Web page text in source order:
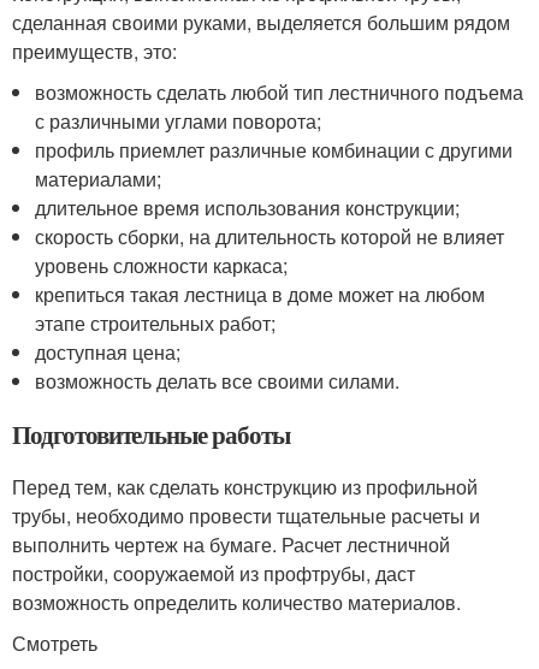
сделанная своими руками, выделяется большим рядом
преимуществ, это:
возможность сделать любой тип лестничного подъема
с различными углами поворота;
профиль приемлет различные комбинации с другими
материалами;
длительное время использования конструкции;
скорость сборки, на длительность которой не влияет
уровень сложности каркаса;
крепиться такая лестница в доме может на любом
этапе строительных работ;
доступная цена;
возможность делать все своими силами.
Подготовительные работы
Перед тем, как сделать конструкцию из профильной
трубы, необходимо провести тщательные расчеты и
выполнить чертеж на бумаге. Расчет лестничной
постройки, сооружаемой из профтрубы, даст
возможность определить количество материалов.
Смотреть